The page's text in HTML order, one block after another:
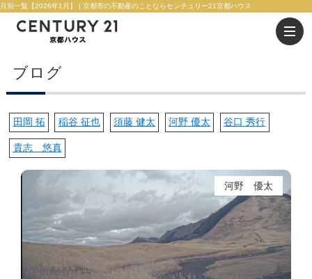
月別一覧【2026年1月】 | 京都市の不動産のことならセンチュリー21京都ハウス
ブログ
田岡 拓 稲谷 征也 須藤 健太 河野 優太 谷口 秀行
貴志 悠真
河野 優太